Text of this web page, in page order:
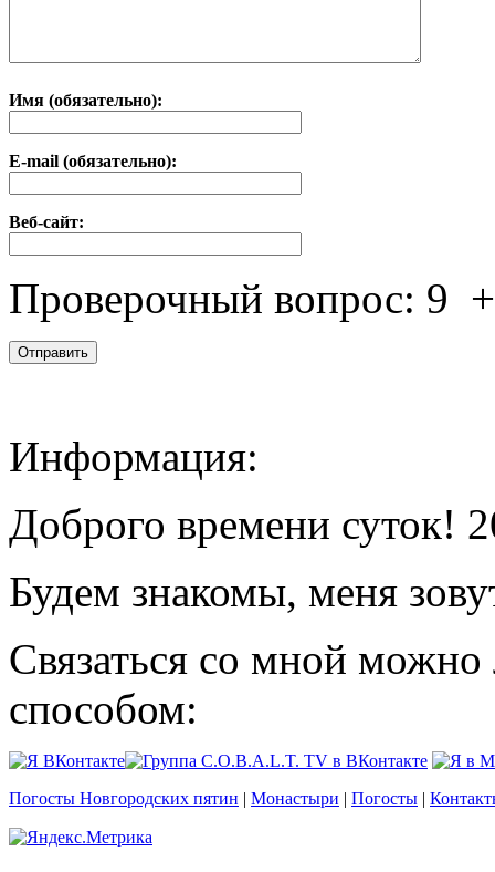
Имя (обязательно):
E-mail (обязательно):
Веб-сайт:
Проверочный вопрос: 9
Информация:
Доброго времени суток!
Будем знакомы, меня
Связаться со мной
способом:
Погосты Новгородских пятин | Монастыри | Погосты |